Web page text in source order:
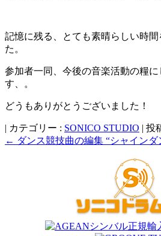
記憶に残る、とても素晴らしい時
た。
参加者一同、今後の音楽活動の糧に
す、。
どうもありがとうございました！
| カテゴリー : SONICO STUDIO | 投
投
← ダンス競技曲の編集 “シャイン